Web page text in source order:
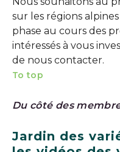
sur les régions
phase au cours des
intéressés à vous
de nous contacter.
To top
Du côté des
Jardin des